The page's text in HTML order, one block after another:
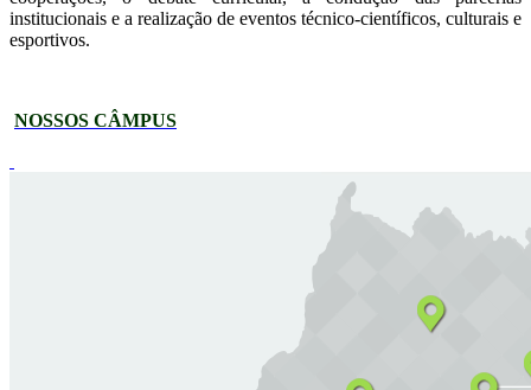
institucionais e a realização de eventos técnico-científicos, culturais e
esportivos.
NOSSOS CÂMPUS